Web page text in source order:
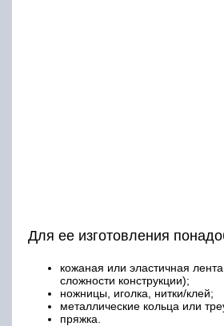
Для ее изготовления
кожаная или эластичная
сложности конструкции);
ножницы, иголка, нитки/клей;
металлические кольца или
пряжка.